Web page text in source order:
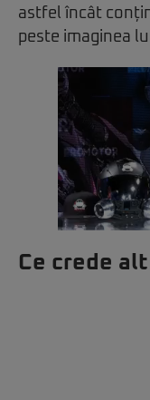
astfel încât
peste imaginea
Ce crede